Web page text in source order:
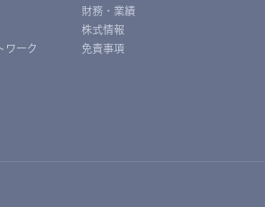
ワーク
財務・業績
株式情報
免責事項